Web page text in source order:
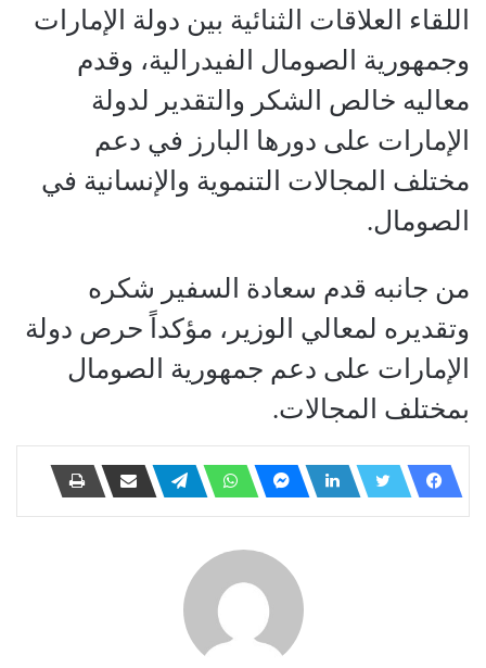
اللقاء العلاقات الثنائية بين دولة الإمارات
وجمهورية الصومال الفيدرالية، وقدم
معاليه خالص الشكر والتقدير لدولة
الإمارات على دورها البارز في دعم
مختلف المجالات التنموية والإنسانية في
الصومال.
من جانبه قدم سعادة السفير شكره
وتقديره لمعالي الوزير، مؤكداً حرص دولة
الإمارات على دعم جمهورية الصومال
بمختلف المجالات.